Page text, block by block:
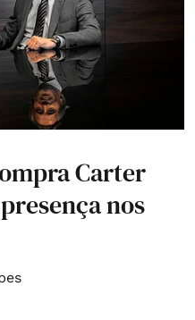
Carter
nos